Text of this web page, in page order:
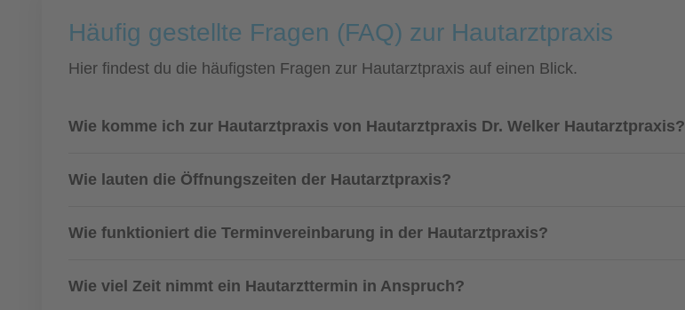
Häufig gestellte Fragen (FAQ) zur Hautarztpraxis
Hier findest du die häufigsten Fragen zur Hautarztpraxis auf einen Blick.
Wie komme ich zur Hautarztpraxis von Hautarztpraxis Dr. Welker Hautarztpraxis?
Wie lauten die Öffnungszeiten der Hautarztpraxis?
Wie funktioniert die Terminvereinbarung in der Hautarztpraxis?
Wie viel Zeit nimmt ein Hautarzttermin in Anspruch?